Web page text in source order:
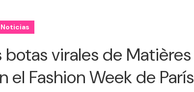
Noticias
virales de Matières
el Fashion Week de París